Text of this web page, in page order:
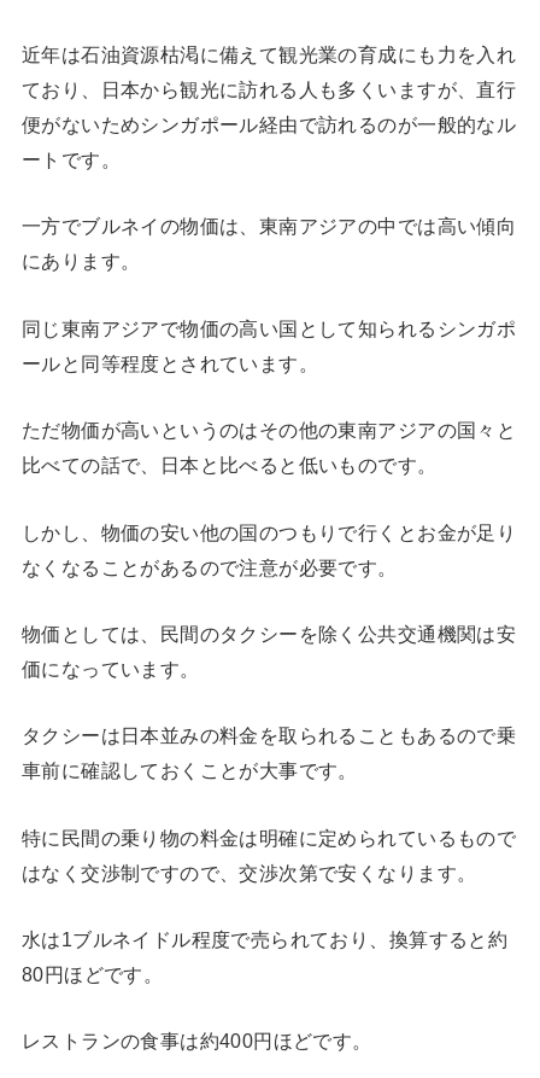
近年は石油資源枯渇に備えて観光業の育成にも力を入れ
ており、日本から観光に訪れる人も多くいますが、直行
便がないためシンガポール経由で訪れるのが一般的なル
ートです。
一方でブルネイの物価は、東南アジアの中では高い傾向
にあります。
同じ東南アジアで物価の高い国として知られるシンガポ
ールと同等程度とされています。
ただ物価が高いというのはその他の東南アジアの国々と
比べての話で、日本と比べると低いものです。
しかし、物価の安い他の国のつもりで行くとお金が足り
なくなることがあるので注意が必要です。
物価としては、民間のタクシーを除く公共交通機関は安
価になっています。
タクシーは日本並みの料金を取られることもあるので乗
車前に確認しておくことが大事です。
特に民間の乗り物の料金は明確に定められているもので
はなく交渉制ですので、交渉次第で安くなります。
水は1ブルネイドル程度で売られており、換算すると約
80円ほどです。
レストランの食事は約400円ほどです。